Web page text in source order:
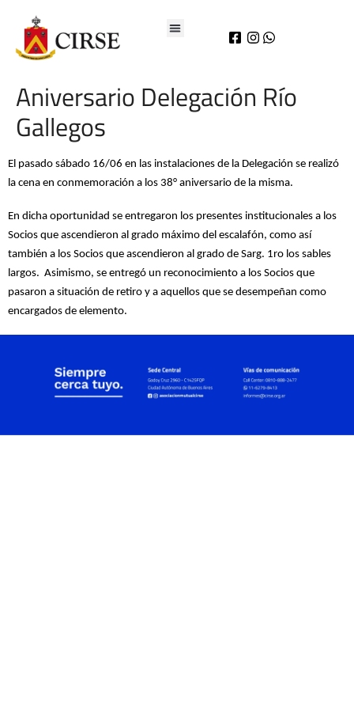
Aniversario Delegación Río
Gallegos
El pasado sábado 16/06 en las instalaciones de la Delegación se realizó
la cena en conmemoración a los 38° aniversario de la misma.
En dicha oportunidad se entregaron los presentes institucionales a los
Socios que ascendieron al grado máximo del escalafón, como así
también a los Socios que ascendieron al grado de Sarg. 1ro los sables
largos. Asimismo, se entregó un reconocimiento a los Socios que
pasaron a situación de retiro y a aquellos que se desempeñan como
encargados de elemento.